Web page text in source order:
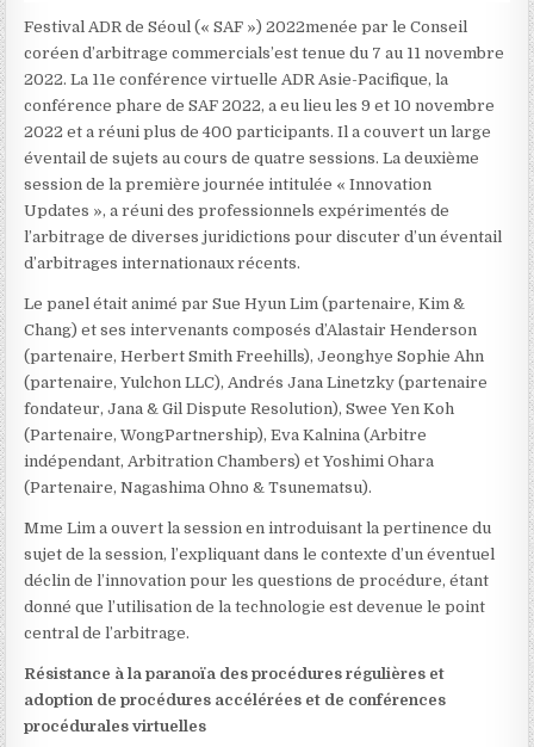
Festival ADR de Séoul (« SAF ») 2022menée par le Conseil
coréen d’arbitrage commercials’est tenue du 7 au 11 novembre
2022. La 11e conférence virtuelle ADR Asie-Pacifique, la
conférence phare de SAF 2022, a eu lieu les 9 et 10 novembre
2022 et a réuni plus de 400 participants. Il a couvert un large
éventail de sujets au cours de quatre sessions. La deuxième
session de la première journée intitulée « Innovation
Updates », a réuni des professionnels expérimentés de
l’arbitrage de diverses juridictions pour discuter d’un éventail
d’arbitrages internationaux récents.
Le panel était animé par Sue Hyun Lim (partenaire, Kim &
Chang) et ses intervenants composés d’Alastair Henderson
(partenaire, Herbert Smith Freehills), Jeonghye Sophie Ahn
(partenaire, Yulchon LLC), Andrés Jana Linetzky (partenaire
fondateur, Jana & Gil Dispute Resolution), Swee Yen Koh
(Partenaire, WongPartnership), Eva Kalnina (Arbitre
indépendant, Arbitration Chambers) et Yoshimi Ohara
(Partenaire, Nagashima Ohno & Tsunematsu).
Mme Lim a ouvert la session en introduisant la pertinence du
sujet de la session, l’expliquant dans le contexte d’un éventuel
déclin de l’innovation pour les questions de procédure, étant
donné que l’utilisation de la technologie est devenue le point
central de l’arbitrage.
Résistance à la paranoïa des procédures régulières et
adoption de procédures accélérées et de conférences
procédurales virtuelles